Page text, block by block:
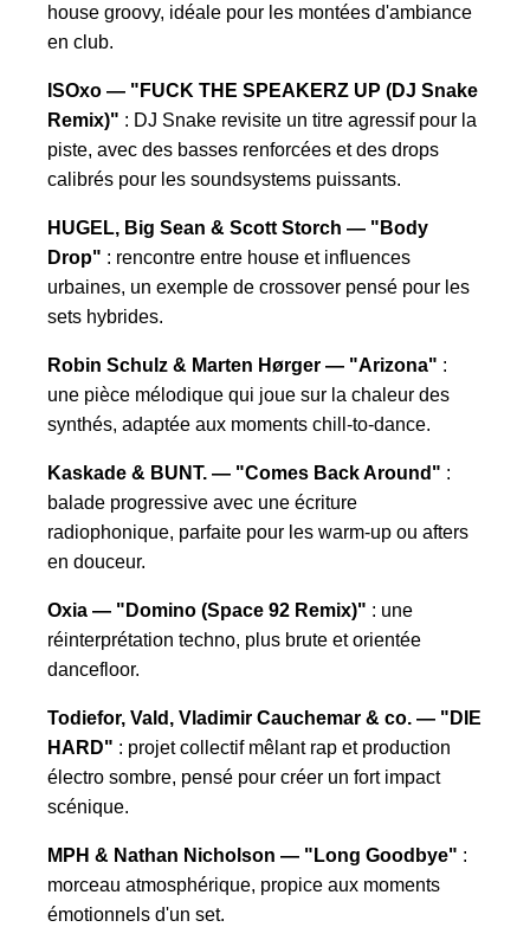
house groovy, idéale pour les montées d'ambiance
en club.
ISOxo — "FUCK THE SPEAKERZ UP (DJ Snake
Remix)" : DJ Snake revisite un titre agressif pour la
piste, avec des basses renforcées et des drops
calibrés pour les soundsystems puissants.
HUGEL, Big Sean & Scott Storch — "Body
Drop" : rencontre entre house et influences
urbaines, un exemple de crossover pensé pour les
sets hybrides.
Robin Schulz & Marten Hørger — "Arizona" :
une pièce mélodique qui joue sur la chaleur des
synthés, adaptée aux moments chill-to-dance.
Kaskade & BUNT. — "Comes Back Around" :
balade progressive avec une écriture
radiophonique, parfaite pour les warm-up ou afters
en douceur.
Oxia — "Domino (Space 92 Remix)" : une
réinterprétation techno, plus brute et orientée
dancefloor.
Todiefor, Vald, Vladimir Cauchemar & co. — "DIE
HARD" : projet collectif mêlant rap et production
électro sombre, pensé pour créer un fort impact
scénique.
MPH & Nathan Nicholson — "Long Goodbye" :
morceau atmosphérique, propice aux moments
émotionnels d'un set.